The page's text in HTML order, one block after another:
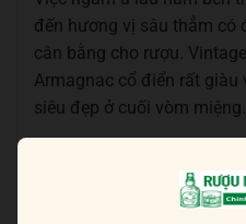
đến hương vị sâu thẳm có
cân bằng cho rượu.
Armagnac cổ điển rất
siêu đẹp ở cuối vòm miệng.
khô, socola đắng, vani,
cam và hoa hồi. Sự cân